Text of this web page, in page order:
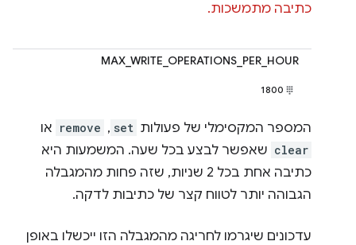
כתיבה מתמשכות.
MAX_WRITE_OPERATIONS_PER_HOUR
1800
המספר המקסימלי של פעולות set
,
remove או
clear שאפשר לבצע בכל שעה. המשמעות היא
כתיבה אחת בכל 2 שניות, שזה פחות מהמגבלה
הגבוהה יותר לטווח קצר של כתיבות לדקה.
עדכונים שיגרמו לחריגה מהמגבלה הזו ייכשלו באופן